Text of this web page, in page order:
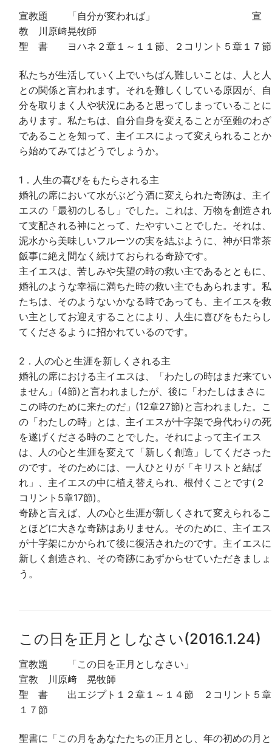
宣教題 「自分が変われば」 宣
教 川原﨑晃牧師
聖 書 ヨハネ２章１～１１節、２コリント５章１７節
私たちが生活していく上でいちばん難しいことは、人と人
との関係と言われます。それを難しくしている原因が、自
分を取りまく人や状況にあると思ってしまっていることに
あります。私たちは、自分自身を変えることが至難のわざ
であることを知って、主イエスによって変えられることか
ら始めてみてはどうでしょうか。
1．人生の喜びをもたらされる主
婚礼の席において水がぶどう酒に変えられた奇跡は、主イ
エスの「最初のしるし」でした。これは、万物を創造され
て支配される神にとって、たやすいことでした。それは、
泥水から美味しいフルーツの実を結ぶように、神が日常茶
飯事に絶え間なく続けておられる奇跡です。
主イエスは、苦しみや失望の時の救い主であるとともに、
婚礼のような幸福に満ちた時の救い主でもあられます。私
たちは、そのようないかなる時であっても、主イエスを救
い主としてお迎えすることにより、人生に喜びをもたらし
てくださるように招かれているのです。
2．人の心と生涯を新しくされる主
婚礼の席における主イエスは、「わたしの時はまだ来てい
ません」(4節)と言われましたが、後に「わたしはまさに
この時のために来たのだ」(12章27節)と言われました。こ
の「わたしの時」とは、主イエスが十字架で身代わりの死
を遂げくださる時のことでした。それによって主イエス
は、人の心と生涯を変えて「新しく創造」してくださった
のです。そのためには、一人ひとりが「キリストと結ば
れ」、主イエスの中に植え替えられ、根付くことです(２
コリント5章17節)。
奇跡と言えば、人の心と生涯が新しくされて変えられるこ
とほどに大きな奇跡はありません。そのために、主イエス
が十字架にかかられて後に復活されたのです。主イエスに
新しく創造され、その奇跡にあずからせていただきましょ
う。
この日を正月としなさい(2016.1.24)
宣教題 「この日を正月としなさい」
宣教 川原﨑 晃牧師
聖 書 出エジプト１２章１～１４節 ２コリント５章
１７節
聖書に「この月をあなたたちの正月とし、年の初めの月と